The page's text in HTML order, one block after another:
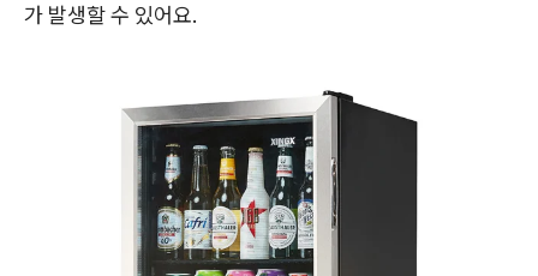
가 발생할 수 있어요.